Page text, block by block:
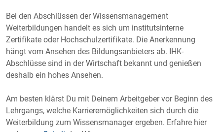
Bei den Abschlüssen der Wissensmanagement
Weiterbildungen handelt es sich um institutsinterne
Zertifikate oder Hochschulzertifikate. Die Anerkennung
hängt vom Ansehen des Bildungsanbieters ab. IHK-
Abschlüsse sind in der Wirtschaft bekannt und genießen
deshalb ein hohes Ansehen.
Am besten klärst Du mit Deinem Arbeitgeber vor Beginn des
Lehrgangs, welche Karrieremöglichkeiten sich durch die
Weiterbildung zum Wissensmanager ergeben. Erfahre hier